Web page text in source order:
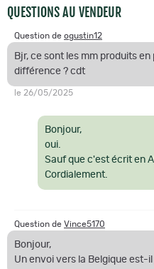
QUESTIONS AU VENDEUR
Question de ogustin12
Bjr, ce sont les mm produits
différence ? cdt
le 26/05/2025
Bonjour,
oui.
Sauf que c'est écrit en
Cordialement.
Question de Vince5170
Bonjour,
Un envoi vers la Belgique est-